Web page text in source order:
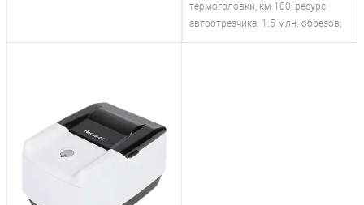
термоголовки, км 100; ресурс
автоотрезчика: 1.5 млн. обрезов;